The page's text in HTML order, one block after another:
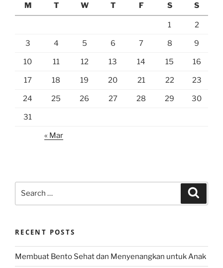
M
T W T F S S
1 2
3 4 5 6 7 8 9
10 11 12 13 14 15 16
17 18 19 20 21 22 23
24 25 26 27 28 29 30
31
« Mar
RECENT POSTS
Membuat Bento Sehat dan Menyenangkan untuk Anak